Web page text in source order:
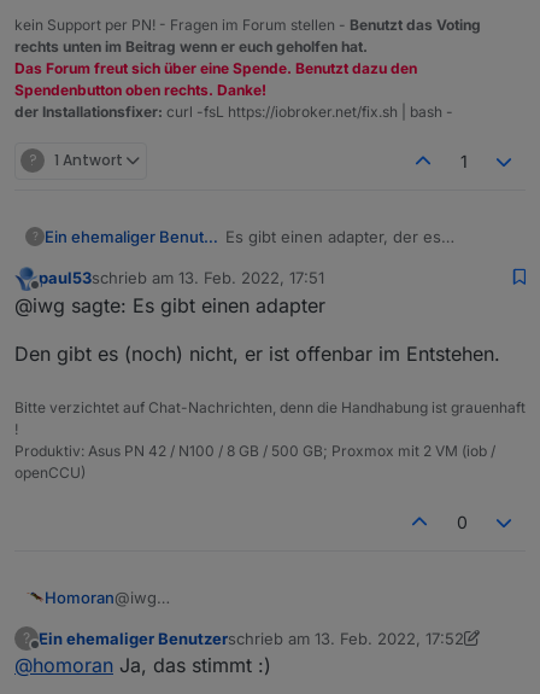
kein Support per PN! - Fragen im Forum stellen - Benutzt das Voting
rechts unten im Beitrag wenn er euch geholfen hat.
Das Forum freut sich über eine Spende. Benutzt dazu den
Spendenbutton oben rechts. Danke!
der Installationsfixer: curl -fsL https://iobroker.net/fix.sh | bash -
? 1 Antwort 1
? Ein ehemaliger Benutzer Es gibt einen adapter, der es
WireGuard einzurichten. Die
Einrichtung sollte relativ einfach und
haltet Ihr davon?
https://www.npmjs.com/package/iobr
oker.iwg-vpn
Offline
paul53schrieb am 13. Feb. 2022, 17:51
zuletzt editiert von
@iwg sagte: Es gibt einen adapter
Den gibt es (noch) nicht, er ist offenbar im Entstehen.
Bitte verzichtet auf Chat-Nachrichten, denn die Handhabung ist grauenhaft
!
Produktiv: Asus PN 42 / N100 / 8 GB / 500 GB; Proxmox mit 2 VM (iob /
openCCU)
0
Homoran@iwg
Das Ding schein flammneu zu sein, das Github Repo
https://github.com/iwg-vpn/ioBroker.iwg-vpn
?
Offline
Ein ehemaliger Benutzerschrieb am 13. Feb. 2022, 17:52
zuletzt editiert von Ein ehemaliger
@homoran Ja, das stimmt :)